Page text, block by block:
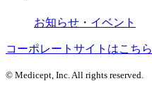
お知らせ・イベント
コーポレートサイトはこちら
© Medicept, Inc. All rights reserved.